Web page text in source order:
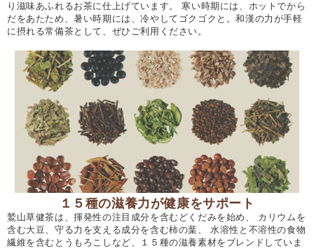
り滋味あふれるお茶に仕上げています。 寒い時期には、ホットでから
だをあたため、暑い時期には、冷やしてゴクゴクと。和漢の力が手軽
に摂れる常備茶として、ぜひご利用ください。
１５種の滋養力が健康をサポート
鷲山草健茶は、揮発性の注目成分を含むどくだみを始め、 カリウムを
含む大豆、守る力を支える成分を含む柿の葉、 水溶性と不溶性の食物
繊維を含むとうもろこしなど、１５種の滋養素材をブレンドしていま